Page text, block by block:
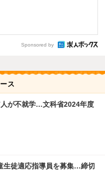
Sponsored by
ス
が不就学…文科省2024年度
生徒適応指導員を募集…締切